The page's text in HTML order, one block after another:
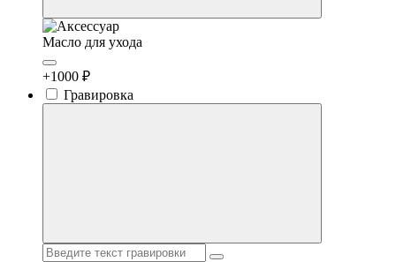
Масло для ухода
+1000 ₽
Гравировка